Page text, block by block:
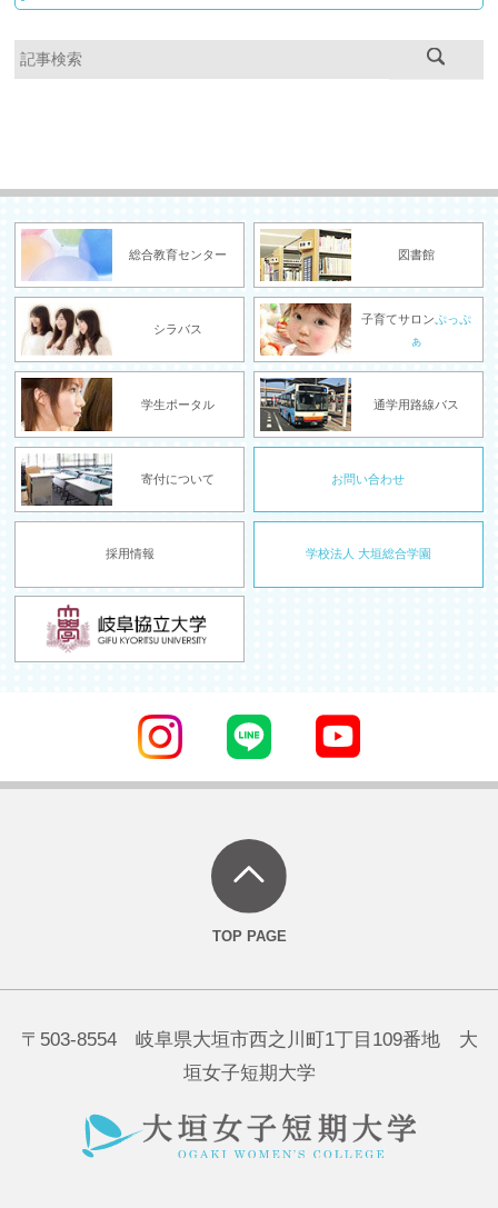
総合教育センター 図書館
シラバス
子育てサロンぷっぷ
ぁ
学生ポータル 通学用路線バス
寄付について お問い合わせ
採用情報 学校法人 大垣総合学園
〒503-8554 岐阜県大垣市西之川町1丁目109番地 大
垣女子短期大学